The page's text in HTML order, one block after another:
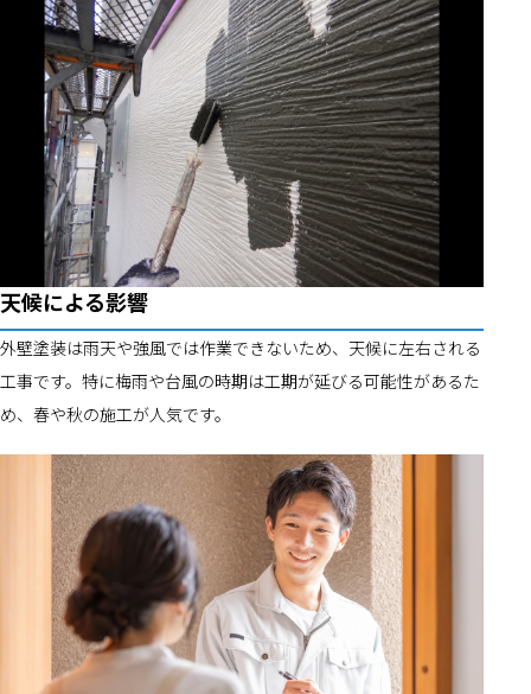
天候による影響
外壁塗装は雨天や強風では作業できないため、天候に左右される
工事です。特に梅雨や台風の時期は工期が延びる可能性があるた
め、春や秋の施工が人気です。